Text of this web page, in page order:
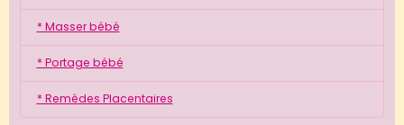
* Masser bébé
* Portage bébé
* Remèdes Placentaires